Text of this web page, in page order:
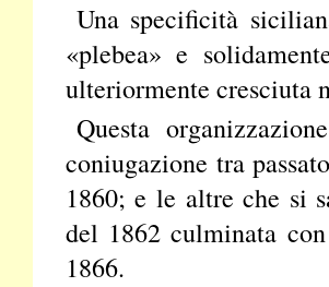
Una specificità
«plebea» e
ulteriormente cresciuta
Questa
coniugazione tra
1860; e le altre che si
del 1862 culminata
1866.